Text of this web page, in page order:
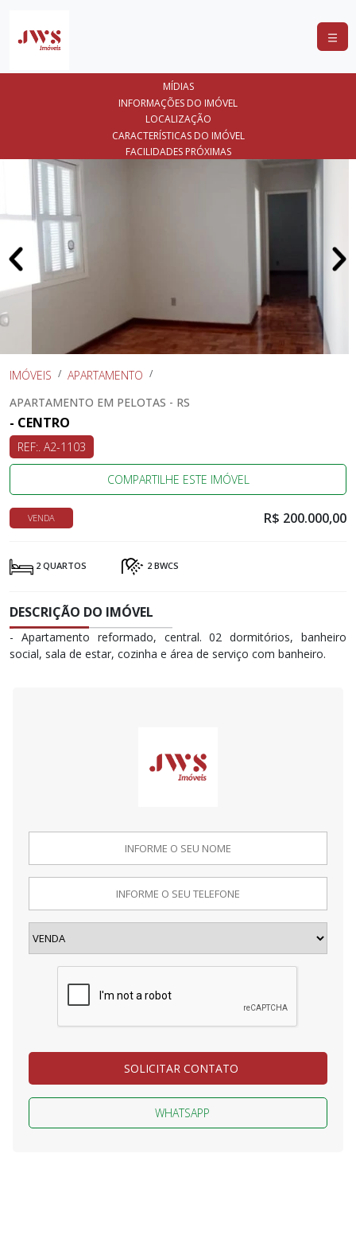
COMPRAR
LANÇAMENTOS
ANUNCIE
SEU
IMÓVEL
CONTATO
MÍDIAS
INFORMAÇÕES DO IMÓVEL
LOCALIZAÇÃO
CARACTERÍSTICAS DO IMÓVEL
FACILIDADES PRÓXIMAS
IMÓVEIS
APARTAMENTO
APARTAMENTO EM PELOTAS - RS
- CENTRO
REF:. A2-1103
COMPARTILHE ESTE IMÓVEL
VENDA R$ 200.000,00
2 QUARTOS 2 BWCS
DESCRIÇÃO DO IMÓVEL
- Apartamento reformado, central. 02 dormitórios, banheiro
social, sala de estar, cozinha e área de serviço com banheiro.
SOLICITAR CONTATO
WHATSAPP